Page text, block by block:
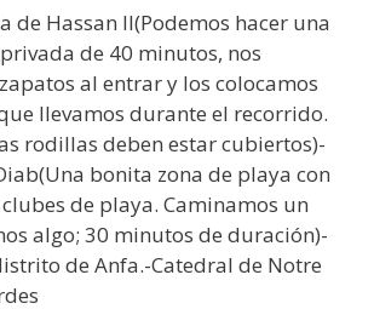
de Hassan II(Podemos hacer una
de 40 minutos, nos
al entrar y los colocamos
llevamos durante el recorrido.
rodillas deben estar cubiertos)-
bonita zona de playa con
de playa. Caminamos un
algo; 30 minutos de duración)-
de Anfa.-Catedral de Notre